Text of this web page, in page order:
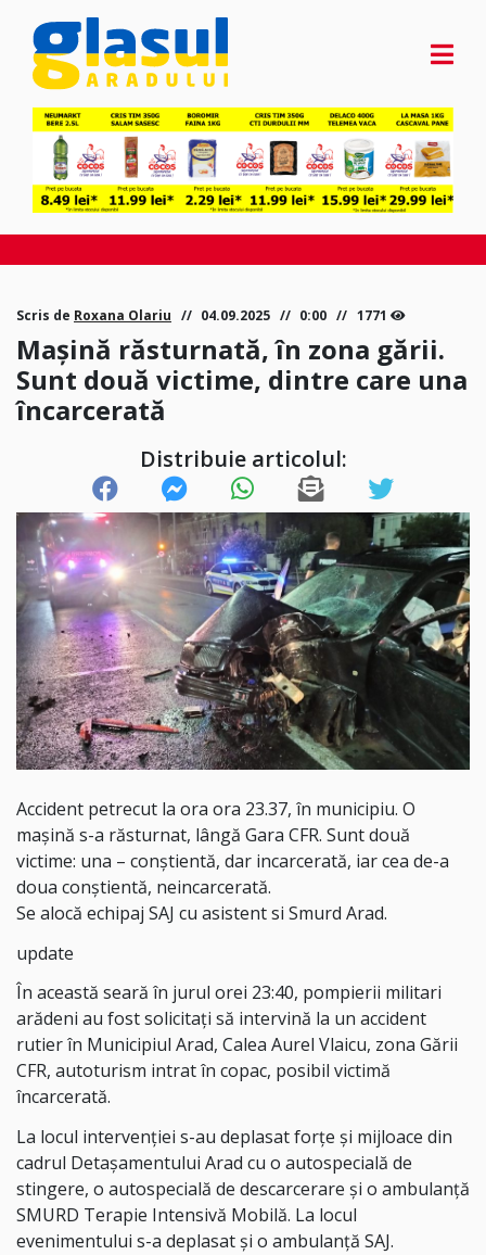
Scris de Roxana Olariu 04.09.2025 0:00 1771
Mașină răsturnată, în zona gării.
Sunt două victime, dintre care una
încarcerată
Distribuie articolul:
Accident petrecut la ora ora 23.37, în municipiu. O
mașină s-a răsturnat, lângă Gara CFR. Sunt două
victime: una – conștientă, dar incarcerată, iar cea de-a
doua conștientă, neincarcerată.
Se alocă echipaj SAJ cu asistent si Smurd Arad.
update
În această seară în jurul orei 23:40, pompierii militari
arădeni au fost solicitați să intervină la un accident
rutier în Municipiul Arad, Calea Aurel Vlaicu, zona Gării
CFR, autoturism intrat în copac, posibil victimă
încarcerată.
La locul intervenției s-au deplasat forțe și mijloace din
cadrul Detașamentului Arad cu o autospecială de
stingere, o autospecială de descarcerare și o ambulanță
SMURD Terapie Intensivă Mobilă. La locul
evenimentului s-a deplasat și o ambulanță SAJ.